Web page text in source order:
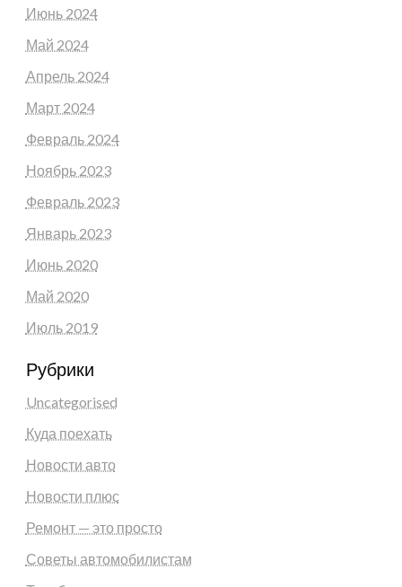
Июнь 2024
Май 2024
Апрель 2024
Март 2024
Февраль 2024
Ноябрь 2023
Февраль 2023
Январь 2023
Июнь 2020
Май 2020
Июль 2019
Рубрики
Uncategorised
Куда поехать
Новости авто
Новости плюс
Ремонт — это просто
Советы автомобилистам